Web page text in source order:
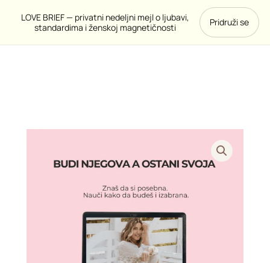
LOVE BRIEF — privatni nedeljni mejl o ljubavi,
standardima i ženskoj magnetičnosti
Pridruži se
sadržaj